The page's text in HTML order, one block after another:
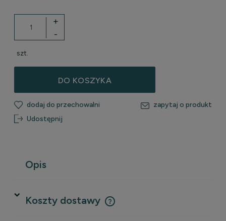
-
+
szt.
DO KOSZYKA
dodaj do przechowalni
zapytaj o produkt
Udostępnij
Opis
Koszty dostawy
Cena nie zawiera ewentualnych kosztów płatności